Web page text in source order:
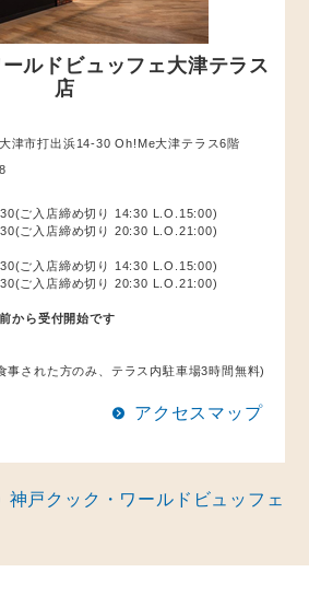
ルドビュッフェ大津テラス
店
打出浜14-30 Oh!Me大津テラス6階
ご入店締め切り 14:30 L.O.15:00)
ご入店締め切り 20:30 L.O.21:00)
ご入店締め切り 14:30 L.O.15:00)
ご入店締め切り 20:30 L.O.21:00)
から受付開始です
事された方のみ、テラス内駐車場3時間無料)
アクセスマップ
神戸クック・ワールドビュッフェ